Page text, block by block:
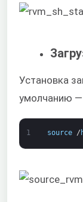
Установка
умолчанию —
1 source /